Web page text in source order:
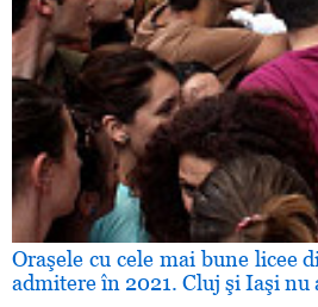
Oraşele cu cele mai bune licee
admitere în 2021. Cluj şi Iaşi nu